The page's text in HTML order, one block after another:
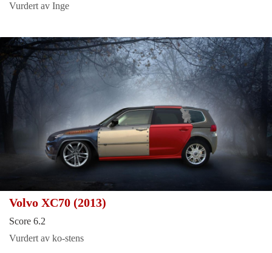
Vurdert av Inge
Volvo XC70 (2013)
Score 6.2
Vurdert av ko-stens